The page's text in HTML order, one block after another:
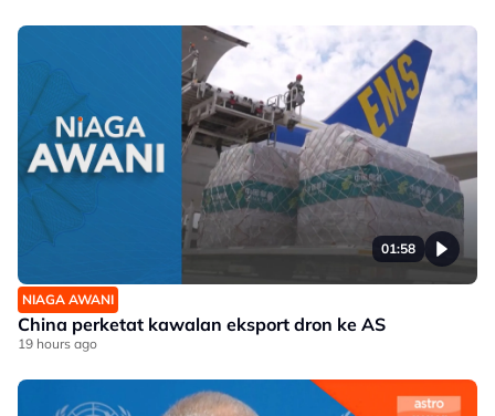
01:58
NIAGA AWANI
China perketat kawalan eksport dron ke AS
19 hours ago